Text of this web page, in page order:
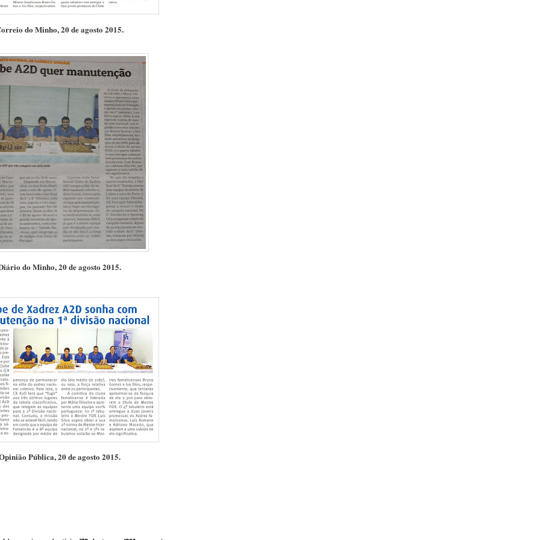
do Minho, 20 de agosto 2015.
do Minho, 20 de agosto 2015.
Pública, 20 de agosto 2015.